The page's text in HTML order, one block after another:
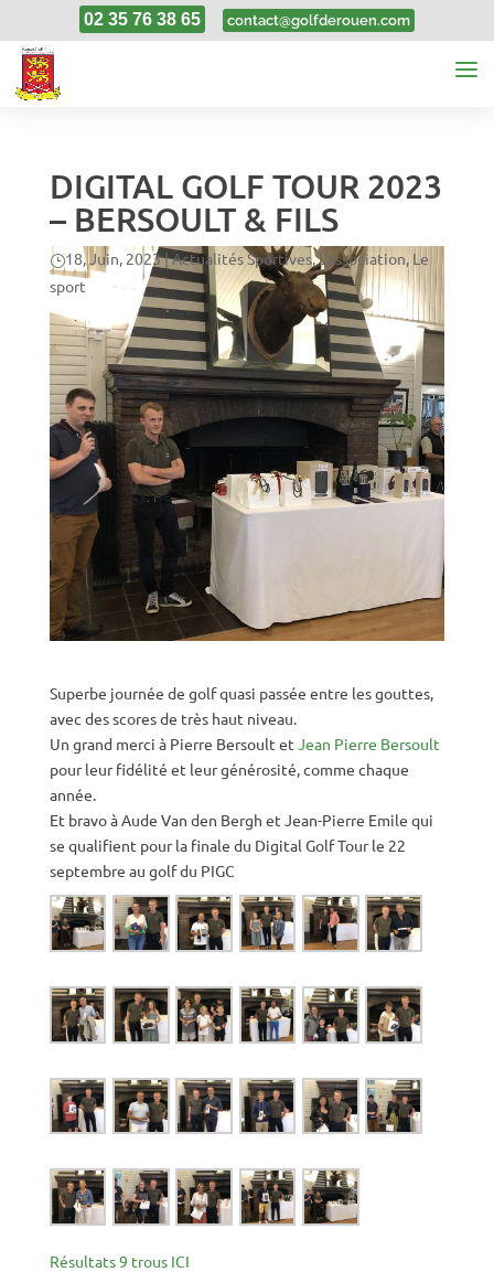
02 35 76 38 65 contact@golfderouen.com
DIGITAL GOLF TOUR 2023
– BERSOULT & FILS
18, Juin, 2023|Actualités Sportives,L'association,Le
sport
Superbe journée de golf quasi passée entre les gouttes,
avec des scores de très haut niveau.
Un grand merci à Pierre Bersoult et Jean Pierre Bersoult
pour leur fidélité et leur générosité, comme chaque
année.
Et bravo à Aude Van den Bergh et Jean-Pierre Emile qui
se qualifient pour la finale du Digital Golf Tour le 22
septembre au golf du PIGC
Résultats 9 trous ICI